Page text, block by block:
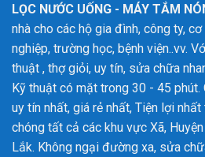
LỌC NƯỚC UỐNG - MÁY TẮM
nhà cho các hộ gia đình, công ty,
nghiệp, trường học, bệnh viện..vv.
thuật , thợ giỏi, uy tín, sửa chữa
Kỹ thuật có mặt trong 30 - 45
uy tín nhất, giá rẻ nhất, Tiện lợi
chóng tất cả các khu vực Xã,
Lắk. Không ngại đường xa, sửa